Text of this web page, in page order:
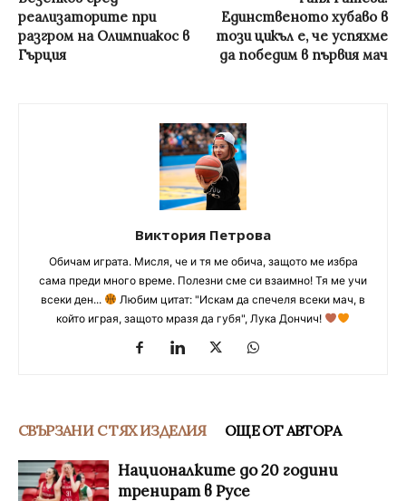
реализаторите при
разгром на Олимпиакос в
Гърция
Единственото хубаво в
този цикъл е, че успяхме
да победим в първия мач
Виктория Петрова
Обичам играта. Мисля, че и тя ме обича, защото ме избра
сама преди много време. Полезни сме си взаимно! Тя ме учи
всеки ден...
Любим цитат: "Искам да спечеля всеки мач, в
който играя, защото мразя да губя", Лука Дончич!
СВЪРЗАНИ С ТЯХ ИЗДЕЛИЯ ОЩЕ ОТ АВТОРА
Националките до 20 години
тренират в Русе